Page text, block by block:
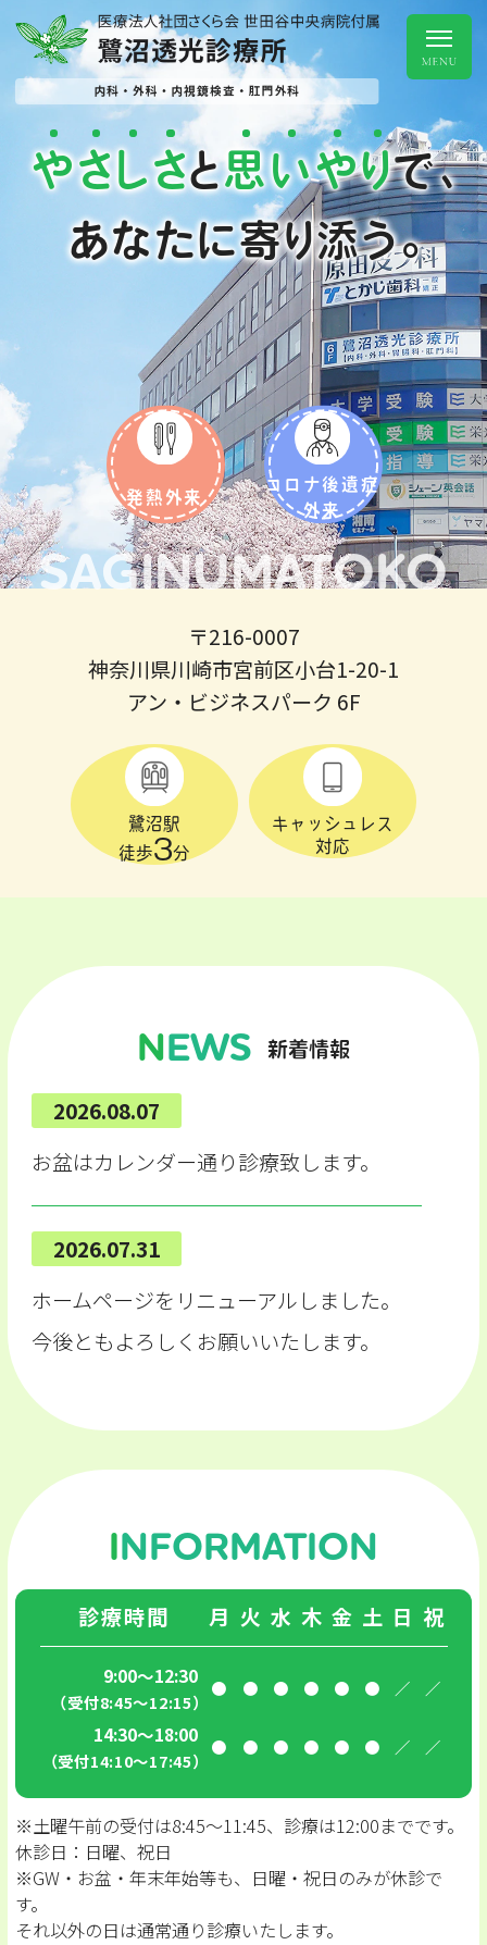
やさ しさと思いやりで、
あなたに寄り添う。
SAGINUMATOKO
発熱外来
コロナ後遺症
外来
〒216-0007
神奈川県川崎市宮前区小台1-20-1
アン・ビジネスパーク 6F
鷺沼駅
徒歩3分
キャッシュレス
対応
NEWS 新着情報
2026.08.07
お盆はカレンダー通り診療致します。
2026.07.31
ホームページをリニューアルしました。
今後ともよろしくお願いいたします。
INFORMATION
診療時間 月 火 水 木 金 土 日 祝
9:00～12:30
（受付8:45〜12:15）
● ● ● ● ● ● ／ ／
14:30～18:00
（受付14:10〜17:45）
● ● ● ● ● ● ／ ／
※土曜午前の受付は8:45〜11:45、診療は12:00までです。
休診日：日曜、祝日
※GW・お盆・年末年始等も、日曜・祝日のみが休診で
す。
それ以外の日は通常通り診療いたします。